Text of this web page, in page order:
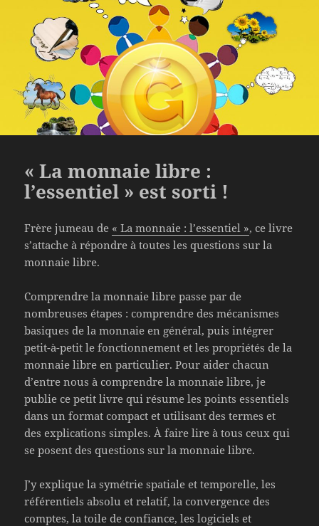
« La monnaie libre :
l’essentiel » est sorti !
Frère jumeau de « La monnaie : l’essentiel », ce livre
s’attache à répondre à toutes les questions sur la
monnaie libre.
Comprendre la monnaie libre passe par de
nombreuses étapes : comprendre des mécanismes
basiques de la monnaie en général, puis intégrer
petit-à-petit le fonctionnement et les propriétés de la
monnaie libre en particulier. Pour aider chacun
d’entre nous à comprendre la monnaie libre, je
publie ce petit livre qui résume les points essentiels
dans un format compact et utilisant des termes et
des explications simples. À faire lire à tous ceux qui
se posent des questions sur la monnaie libre.
J’y explique la symétrie spatiale et temporelle, les
référentiels absolu et relatif, la convergence des
comptes, la toile de confiance, les logiciels et